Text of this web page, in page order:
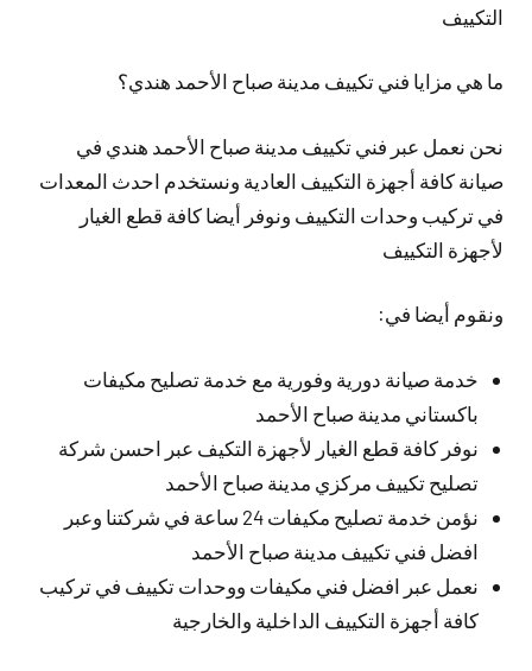
التكييف
ما هي مزايا فني تكييف مدينة صباح الأحمد هندي؟
نحن نعمل عبر فني تكييف مدينة صباح الأحمد هندي في
صيانة كافة أجهزة التكييف العادية ونستخدم احدث المعدات
في تركيب وحدات التكييف ونوفر أيضا كافة قطع الغيار
لأجهزة التكييف
ونقوم أيضا في:
خدمة صيانة دورية وفورية مع خدمة تصليح مكيفات
باكستاني مدينة صباح الأحمد
نوفر كافة قطع الغيار لأجهزة التكيف عبر احسن شركة
تصليح تكييف مركزي مدينة صباح الأحمد
نؤمن خدمة تصليح مكيفات 24 ساعة في شركتنا وعبر
افضل فني تكييف مدينة صباح الأحمد
نعمل عبر افضل فني مكيفات ووحدات تكييف في تركيب
كافة أجهزة التكييف الداخلية والخارجية